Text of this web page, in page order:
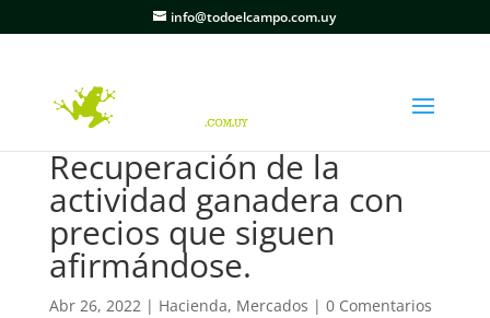
info@todoelcampo.com.uy
Recuperación de la
actividad ganadera con
precios que siguen
afirmándose.
Abr 26, 2022| Hacienda, Mercados | 0 Comentarios